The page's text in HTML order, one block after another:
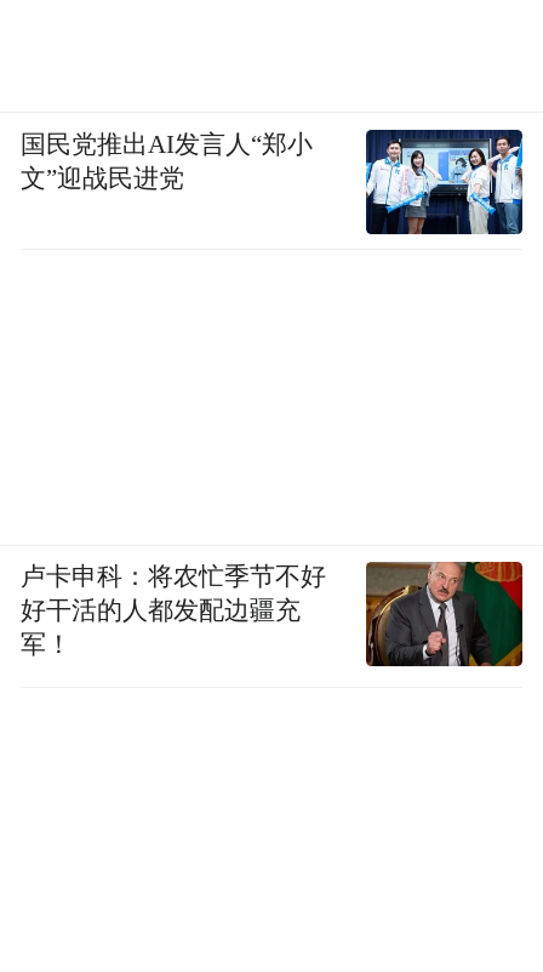
国民党推出AI发言人“郑小
文”迎战民进党
卢卡申科：将农忙季节不好
好干活的人都发配边疆充
军！